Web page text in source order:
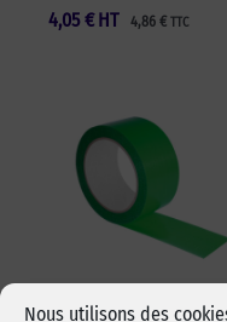
Nous utilisons des
4,05 € 4,86 € TTC
HT